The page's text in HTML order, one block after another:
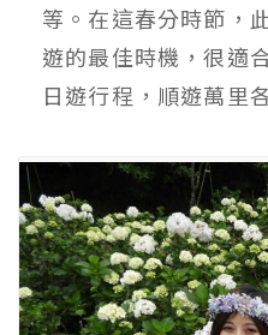
等。在這春分時節，
遊的最佳時機，很適
日遊行程，順遊萬里